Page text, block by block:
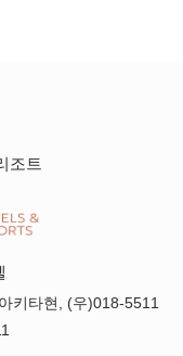
조트
키타현, (우)018-5511